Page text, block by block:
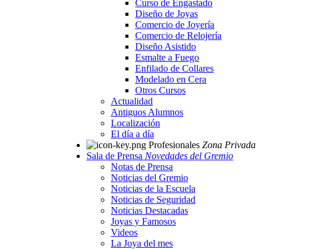
Curso de Engastado
Diseño de Joyas
Comercio de Joyería
Comercio de Relojería
Diseño Asistido
Esmalte a Fuego
Enfilado de Collares
Modelado en Cera
Otros Cursos
Actualidad
Antiguos Alumnos
Localización
El día a día
Profesionales Zona Privada
Sala de Prensa Novedades del Gremio
Notas de Prensa
Noticias del Gremio
Noticias de la Escuela
Noticias de Seguridad
Noticias Destacadas
Joyas y Famosos
Videos
La Joya del mes